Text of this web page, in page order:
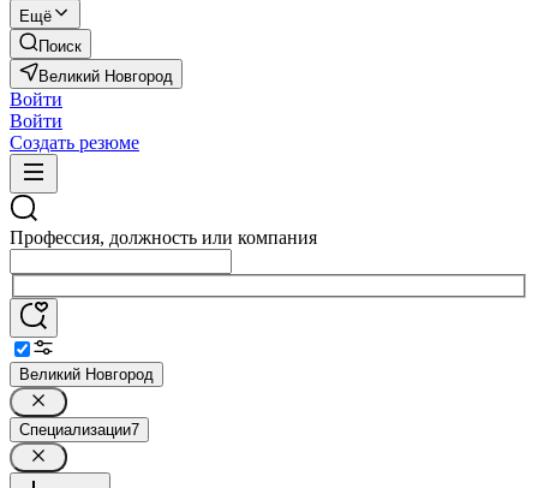
Ещё
Поиск
Великий Новгород
Войти
Войти
Создать резюме
Профессия, должность или компания
Великий Новгород
Специализации7